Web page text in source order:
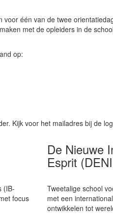
één van de twee
met de opleiders in de
op:
Kijk voor het mailadres bij de
(IB-
focus
De Nieuwe
Esprit
Tweetalige school
met een
ontwikkelen tot